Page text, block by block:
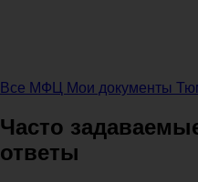
Все МФЦ Мои документы
Часто
ответы